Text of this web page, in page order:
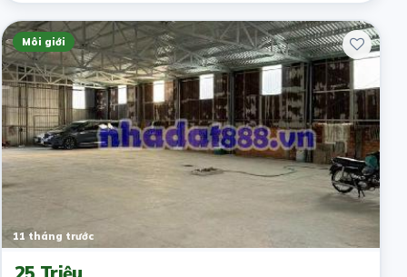
Môi giới
11 tháng trước